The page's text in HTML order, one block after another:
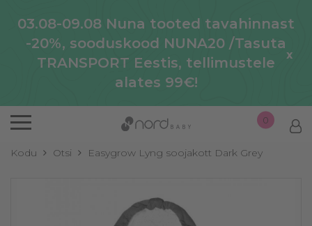
03.08-09.08 Nuna tooted tavahinnast
-20%, sooduskood NUNA20 /Tasuta
TRANSPORT Eestis, tellimustele
alates 99€!
x
0
Kodu Otsi Easygrow Lyng soojakott Dark Grey